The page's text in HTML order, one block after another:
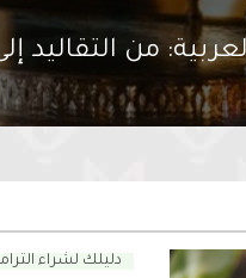
من التقاليد
دليلك لشراء